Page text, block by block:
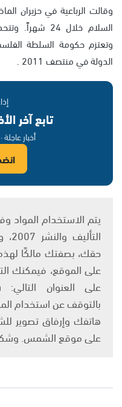
وقالت الرباعية في حزيران
وتعتزم حكومة السلطة
الدولة في منتصف 2011 .
تابع آخر
أخبار
حقك، بصفتك مالكًا
على الموقع، فيمكنك
بالتوقف عن استخدام
هاتفك وإرفاق تصوير
على موقع الشمس.